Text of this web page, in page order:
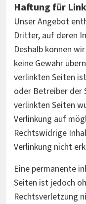
Haftung für
Unser Angebot
Dritter, auf deren
Deshalb können
keine Gewähr
verlinkten Seiten
oder Betreiber der
verlinkten Seiten
Verlinkung auf
Rechtswidrige
Verlinkung nicht
Eine permanente
Seiten ist jedoch
Rechtsverletzung